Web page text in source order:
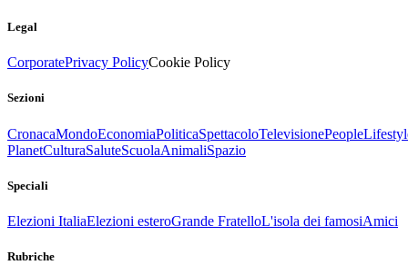
Legal
CorporatePrivacy PolicyCookie Policy
Sezioni
CronacaMondoEconomiaPoliticaSpettacoloTelevisionePeople
PlanetCulturaSaluteScuolaAnimaliSpazio
Speciali
Elezioni ItaliaElezioni esteroGrande FratelloL'isola dei famosiAmici
Rubriche